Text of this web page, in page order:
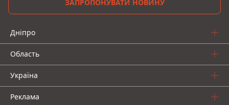
ЗАПРОПОНУВАТИ НОВИНУ
Дніпро
Область
Україна
Реклама